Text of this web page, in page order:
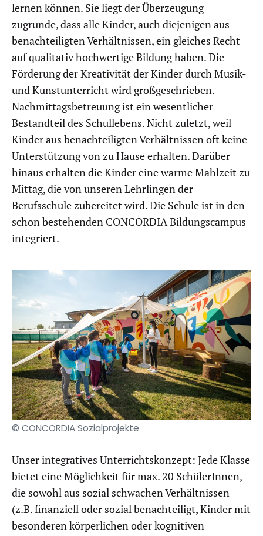
lernen können. Sie liegt der Überzeugung
zugrunde, dass alle Kinder, auch diejenigen aus
benachteiligten Verhältnissen, ein gleiches Recht
auf qualitativ hochwertige Bildung haben. Die
Förderung der Kreativität der Kinder durch Musik-
und Kunstunterricht wird großgeschrieben.
Nachmittagsbetreuung ist ein wesentlicher
Bestandteil des Schullebens. Nicht zuletzt, weil
Kinder aus benachteiligten Verhältnissen oft keine
Unterstützung von zu Hause erhalten. Darüber
hinaus erhalten die Kinder eine warme Mahlzeit zu
Mittag, die von unseren Lehrlingen der
Berufsschule zubereitet wird. Die Schule ist in den
schon bestehenden CONCORDIA Bildungscampus
integriert.
© CONCORDIA Sozialprojekte
Unser integratives Unterrichtskonzept: Jede Klasse
bietet eine Möglichkeit für max. 20 SchülerInnen,
die sowohl aus sozial schwachen Verhältnissen
(z.B. finanziell oder sozial benachteiligt, Kinder mit
besonderen körperlichen oder kognitiven